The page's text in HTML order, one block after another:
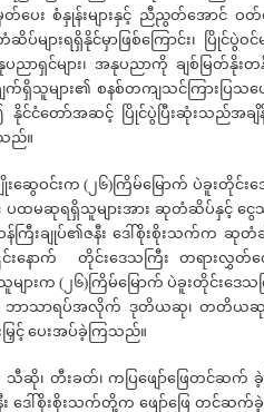
ပေး စံနှုန်းများနှင့် ညီညွတ်အောင် ဝတ်
ရှိနိုင်မှာဖြစ်ကြောင်း၊ ပြိုင်ပွဲဝင်မ
ညာရှင်များ၊ အနုပညာကို ချစ်မြတ်နိုးတ
သူများ၏ စနစ်တကျသင်ကြားပြသပ
င်ငံတော်အဆင့် ပြိုင်ပွဲပြီးဆုံးသည်အခ
သည်။
ဆွေဝင်းက (၂၆)ကြိမ်မြောက် ပဲခူးတိုင်း
ပထမဆုရရှိသူများအား ဆုတံဆိပ်နှင့် ငွေ
န်ကြီးချုပ်၏ဇနီး ဒေါ်စိုးစိုးသက်က ဆု
၎င်းနောက် တိုင်းဒေသကြီး တရားလွှတ်
သူများက (၂၆)ကြိမ်မြောက် ပဲခူးတိုင်းဒေသ
င်တွင် ဘာသာရပ်အလိုက် ဒုတိယဆု၊ တတိယ
ြှင့် ပေးအပ်ခဲ့ကြသည်။
တီးခတ်၊ ကပြဖျော်ဖြေတင်ဆက် ခဲ့
း ဒေါ်စိုးစိုးသက်တို့က ဖျော်ဖြေ တင်ဆက်